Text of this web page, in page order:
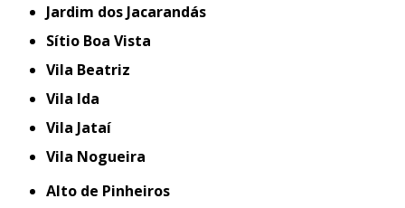
Jardim dos Jacarandás
Sítio Boa Vista
Vila Beatriz
Vila Ida
Vila Jataí
Vila Nogueira
Alto de Pinheiros